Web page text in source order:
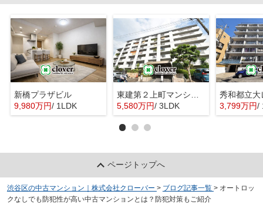
新橋プラザビル
9,980万円/ 1LDK
5,580万円/ 3LDK
秀和都立大
3,799万円/
ページトップへ
渋谷区の中古マンション｜株式会社クローバー > ブログ記事一覧 > オートロッ
クなしでも防犯性が高い中古マンションとは？防犯対策もご紹介